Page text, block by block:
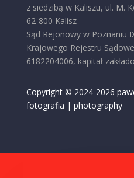
z siedzibą w Kaliszu, ul. M.
62-800 Kalisz
Sąd Rejonowy w Poznaniu
Krajowego Rejestru
6182204006, kapitał
Copyright © 2024-2026
fotografia | photography